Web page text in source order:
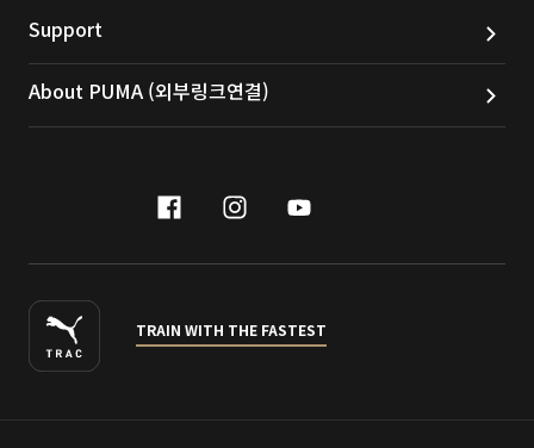
Support
About PUMA (외부링크연결)
facebook
instagram
youtube
TRAIN WITH THE FASTEST